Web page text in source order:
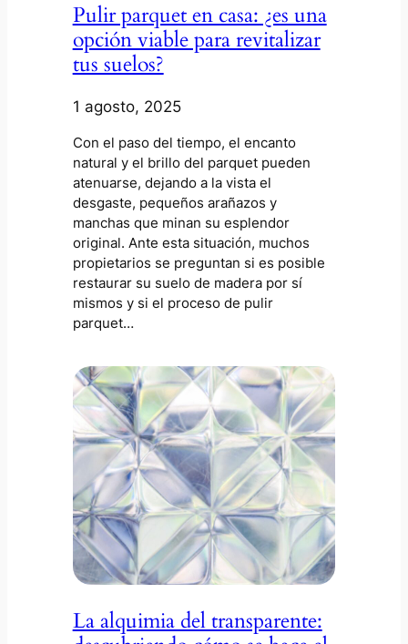
Pulir parquet en casa: ¿es una
opción viable para revitalizar
tus suelos?
1 agosto, 2025
Con el paso del tiempo, el encanto
natural y el brillo del parquet pueden
atenuarse, dejando a la vista el
desgaste, pequeños arañazos y
manchas que minan su esplendor
original. Ante esta situación, muchos
propietarios se preguntan si es posible
restaurar su suelo de madera por sí
mismos y si el proceso de pulir
parquet…
La alquimia del transparente: